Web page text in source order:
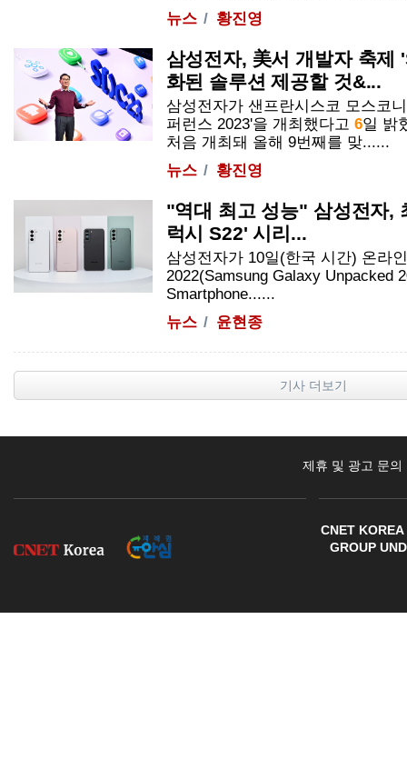
뉴스
황진영
삼성전자, 美서 개발자 축
화된 솔루션 제공할 것&...
삼성전자가 샌프란시스코 모스코
퍼런스 2023'을 개최했다고 6일 밝
처음 개최돼 올해 9번째를 맞......
뉴스
황진영
"역대 최고 성능" 삼성전자,
럭시 S22' 시리...
삼성전자가 10일(한국 시간) 온라
2022(Samsung Galaxy Unpacked
Smartphone......
뉴스
윤현종
기사 더보기
제휴 및 광고 문의
CNET
GROUP